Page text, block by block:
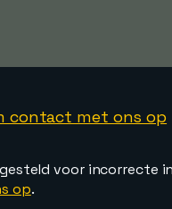
contact met ons op
voor incorrecte
op.